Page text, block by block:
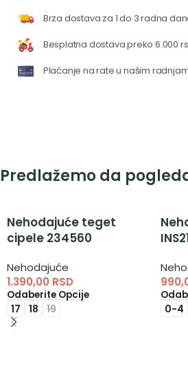
Brza dostava za 1 do 3 radna
Besplatna dostava preko 6.000
Plaćanje na rate u našim
Predlažemo da
Nehodajuće teget
cipele 234560
Nehodajuće
1.390,00 RSD
Odaberite Opcije
17 18 19 0-4